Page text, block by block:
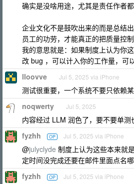
确实是没啥用途，尤其是责任作者
企业文化不是鼓吹出来的而是总结
员工的功劳，才能真正的把质量控制
我的意思就是：如果制度上认为你
改 bug ，可以计入你的工作量，可
lloovve Jul 5, 2025 via iPhone
测试很重要，一个系统不要只依赖
noqwerty Jul 5, 2025
内容经过 LLM 润色了，要不要单
fyzhh OP Jul 5, 2025 via iPhone
@julyclyde 制度上认为这些本来就
定时间没完成还要在邮件里面点名哪
fyzhh OP Jul 5, 2025 via iPhone